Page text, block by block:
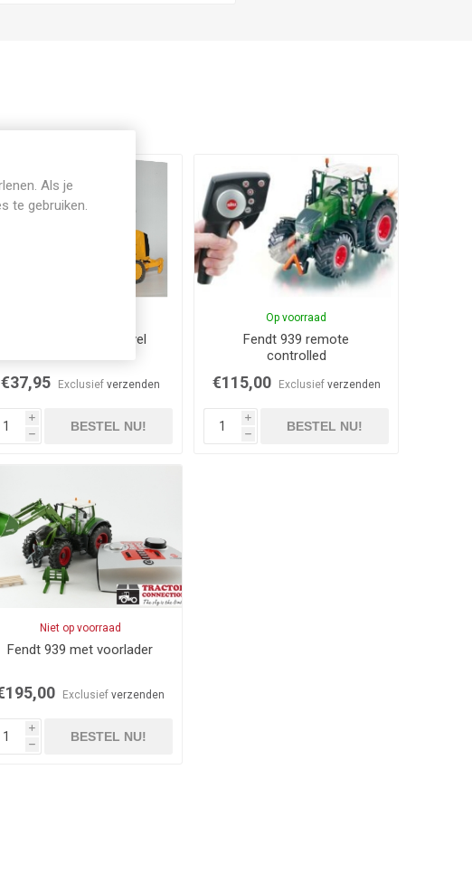
Caterpillar rups shovel
€37,95 Exclusief verzenden
i
h
BESTEL NU!
Op voorraad
Fendt 939 remote
controlled
€115,00 Exclusief verzenden
i
h
BESTEL NU!
Niet op voorraad
Fendt 939 met voorlader
Exclusief verzenden
i
h
BESTEL NU!
Als je
te gebruiken.